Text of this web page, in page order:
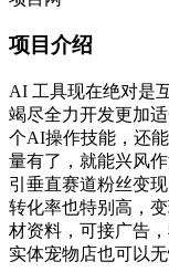
项目介绍
AI 工具现在绝对是
竭尽全力开发更加
个AI操作技能，还
量有了，就能兴风
引垂直赛道粉丝变
转化率也特别高，
材资料，可接广告
实体宠物店也可以